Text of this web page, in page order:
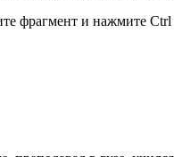
фрагмент и нажмите Ctrl